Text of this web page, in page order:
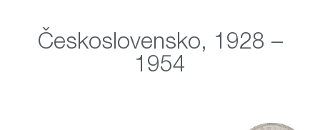
Československo, 1928 –
1954